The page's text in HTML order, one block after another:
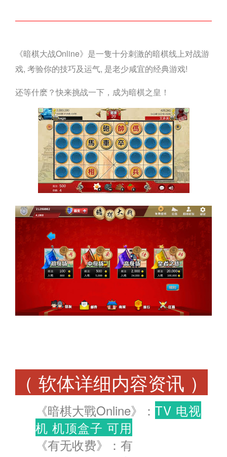
《暗棋大战Online》是一隻十分刺激的暗棋线上对战游
戏, 考验你的技巧及运气, 是老少咸宜的经典游戏!
还等什麽？快来挑战一下，成为暗棋之皇！
（ 软体详细内容资讯 ）
《暗棋大戰Online》： TV 电视
机 机顶盒子 可用
《有无收费》：有